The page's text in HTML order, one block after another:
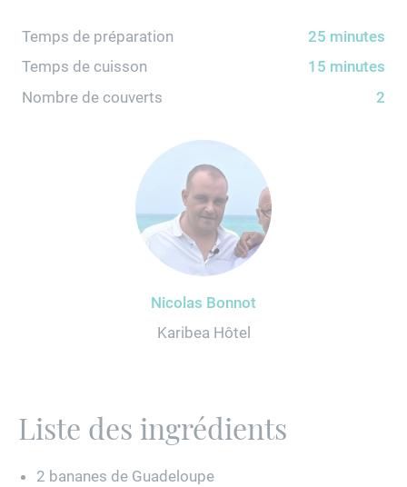
Temps de préparation
25 minutes
Temps de cuisson
15 minutes
Nombre de couverts
2
Nicolas Bonnot
Karibea Hôtel
Liste des ingrédients
2 bananes de Guadeloupe